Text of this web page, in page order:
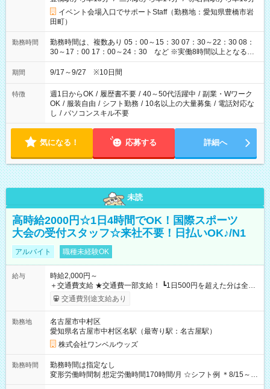
イベント会場入口でサポートStaff（勤務地：愛知県豊橋市岩
田町）
勤務時間
勤務時間は、複数あり 05：00～15：30 07：30～22：30 08：
30～17：00 17：00～24：30 など ※実働8時間以上となる勤
務もあります。 【休憩】60分+他休憩あり 交替で取得します。
安全面に配慮しこまめな休憩があります。
期間 9/17～9/27 ※10日間
特徴 週1日からOK / 履歴書不要 / 40～50代活躍中 / 副業・Wワーク
OK / 服装自由 / シフト勤務 / 10名以上の大量募集 / 電話対応な
し / パソコンスキル不要
気になる！ 応募する 詳細へ
未読
高時給2000円☆1日4時間でOK！国際スポーツ
大会の受付スタッフ☆来社不要！日払いOK♪/N1
アルバイト 職種未経験OK
給与
時給2,000円～
＋交通費支給 ★交通費一部支給！ ┗1日500円を超えた分は全額
支給！ ※往復500円以内の方は自己負担となります ★日払い
OK！（規定あり） ┗働いたその日に現金GET♪ お仕事後はコン
期間なし
交通費別途支給あり
勤務地
名古屋市中村区
愛知県名古屋市中村区名駅（最寄り駅：名古屋駅）
株式会社ワンベルウッズ
勤務時間
勤務時間は指定なし
変形労働時間制 想定労働時間170時間/月 ☆シフト例 ＊8/15～
10/26 全日共通 08：00～12：00 17：00～21：00 ＊8/31